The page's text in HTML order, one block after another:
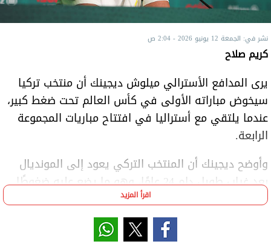
نشر في: الجمعة 12 يونيو 2026 - 2:04 ص
كريم صلاح
يرى المدافع الأسترالي ميلوش ديجينك أن منتخب تركيا
سيخوض مباراته الأولى في كأس العالم تحت ضغط كبير،
عندما يلتقي مع أستراليا في افتتاح مباريات المجموعة
الرابعة.
وأوضح ديجينك أن المنتخب التركي يعود إلى المونديال
بعد غياب طويل دام 24 عامًا، وهو ما يضع عليه ضغوطًا
إضافية في بداية مشواره بالبطولة.
وقال اللاعب في تصريحات صحفية: “أعتقد أن هناك الكثير
اقرأ المزيد